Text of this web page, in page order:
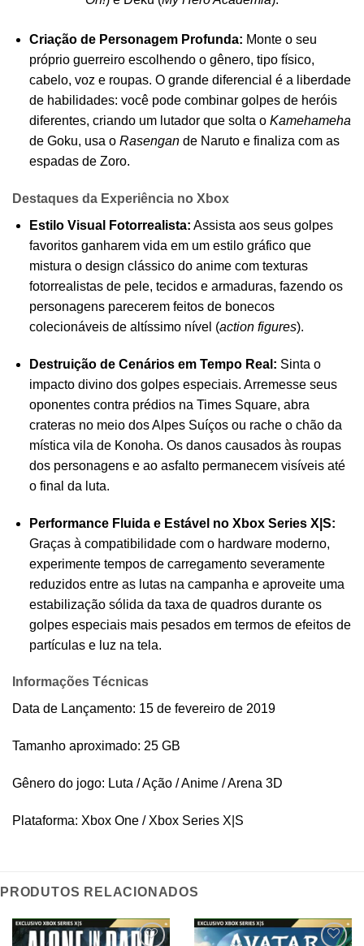
Criação de Personagem Profunda: Monte o seu
próprio guerreiro escolhendo o gênero, tipo físico,
cabelo, voz e roupas. O grande diferencial é a liberdade
de habilidades: você pode combinar golpes de heróis
diferentes, criando um lutador que solta o Kamehameha
de Goku, usa o Rasengande Naruto e finaliza com as
espadas de Zoro.
Destaques da Experiência no Xbox
Estilo Visual Fotorrealista: Assista aos seus golpes
favoritos ganharem vida em um estilo gráfico que
mistura o design clássico do anime com texturas
fotorrealistas de pele, tecidos e armaduras, fazendo os
personagens parecerem feitos de bonecos
colecionáveis de altíssimo nível (action figures).
Destruição de Cenários em Tempo Real: Sinta o
impacto divino dos golpes especiais. Arremesse seus
oponentes contra prédios na Times Square, abra
crateras no meio dos Alpes Suíços ou rache o chão da
mística vila de Konoha. Os danos causados às roupas
dos personagens e ao asfalto permanecem visíveis até
o final da luta.
Performance Fluida e Estável no Xbox Series X|S:
Graças à compatibilidade com o hardware moderno,
experimente tempos de carregamento severamente
reduzidos entre as lutas na campanha e aproveite uma
estabilização sólida da taxa de quadros durante os
golpes especiais mais pesados em termos de efeitos de
partículas e luz na tela.
Informações Técnicas
Data de Lançamento: 15 de fevereiro de 2019
Tamanho aproximado: 25 GB
Gênero do jogo: Luta / Ação / Anime / Arena 3D
Plataforma: Xbox One / Xbox Series X|S
PRODUTOS RELACIONADOS